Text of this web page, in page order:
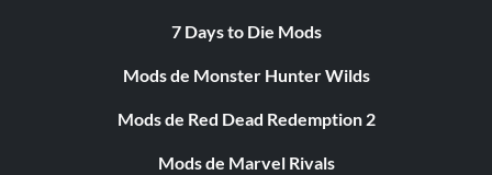
7 Days to Die Mods
Mods de Monster Hunter Wilds
Mods de Red Dead Redemption 2
Mods de Marvel Rivals